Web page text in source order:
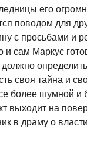
его
поводом для
с просьбами и
сам Маркус
своя тайна и
более шумной и
выходит на
в драму о